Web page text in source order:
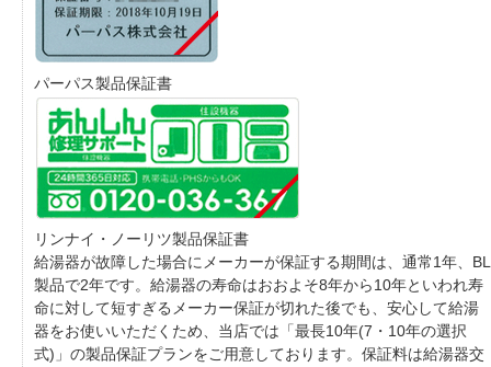
パーパス製品保証書
リンナイ・ノーリツ製品保証書
給湯器が故障した場合にメーカーが保証する期間は、通常1年、BL
製品で2年です。給湯器の寿命はおおよそ8年から10年といわれ寿
命に対して短すぎるメーカー保証が切れた後でも、安心して給湯
器をお使いいただくため、当店では「最長10年(7・10年の選択
式)」の製品保証プランをご用意しております。保証料は給湯器交